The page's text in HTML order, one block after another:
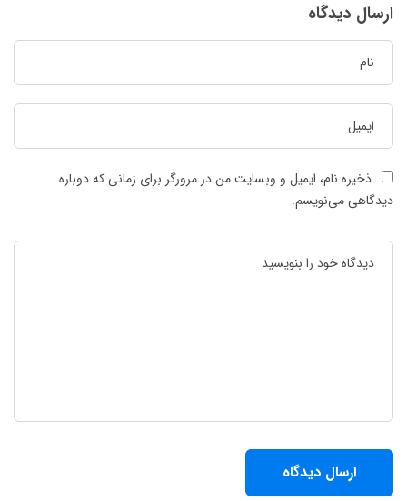
ارسال دیدگاه
ذخیره نام، ایمیل و وبسایت من در مرورگر برای زمانی که دوباره
دیدگاهی می‌نویسم.